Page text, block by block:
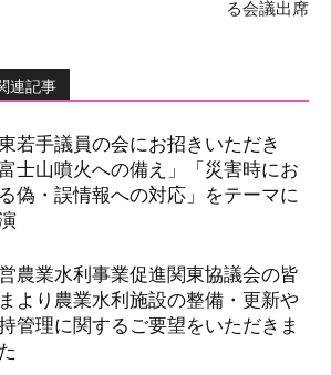
る会議出席
連記事
若手議員の会にお招きいただき
富士山噴火への備え」「災害時にお
偽・誤情報への対応」をテーマに
農業水利事業促進関東協議会の皆
より農業水利施設の整備・更新や
管理に関するご要望をいただきま